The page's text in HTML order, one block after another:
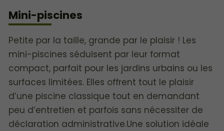
Mini-piscines
Petite par la taille, grande par le plaisir ! Les
mini-piscines séduisent par leur format
compact, parfait pour les jardins urbains ou les
surfaces limitées. Elles offrent tout le plaisir
d’une piscine classique tout en demandant
peu d’entretien et parfois sans nécessiter de
déclaration administrative.Une solution idéale